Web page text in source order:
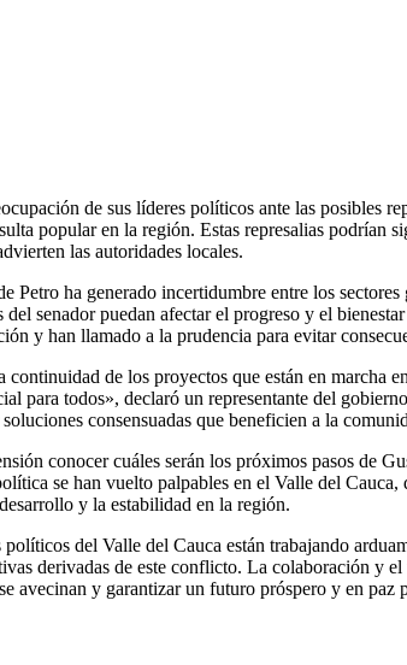
de sus líderes políticos ante las posibles
popular en la región. Estas represalias podrían
las autoridades locales.
Petro ha generado incertidumbre entre los
del senador puedan afectar el progreso y el
y han llamado a la prudencia para evitar
de los proyectos que están en marcha
para todos», declaró un representante del
consensuadas que beneficien a la
conocer cuáles serán los próximos pasos de
se han vuelto palpables en el Valle del Cauca,
y la estabilidad en la región.
del Valle del Cauca están trabajando
derivadas de este conflicto. La colaboración y
avecinan y garantizar un futuro próspero y en paz